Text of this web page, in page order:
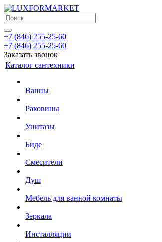
+7 (846) 255-25-60
+7 (846) 255-25-60
Заказать звонок
Каталог сантехники
Ванны
Раковины
Унитазы
Биде
Смесители
Душ
Мебель для ванной комнаты
Зеркала
Инсталляции